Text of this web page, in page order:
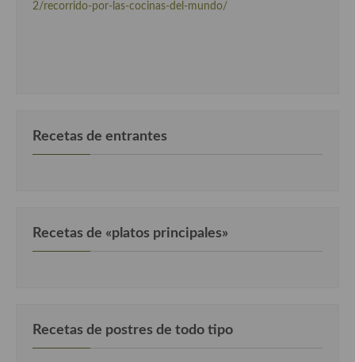
2/recorrido-por-las-cocinas-del-mundo/
Recetas de entrantes
Recetas de «platos principales»
Recetas de postres de todo tipo